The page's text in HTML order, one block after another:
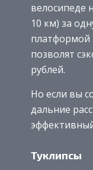
велосипеде
10 км) за
платформой
позволят
рублей.
Но если вы
дальние
Туклипсы